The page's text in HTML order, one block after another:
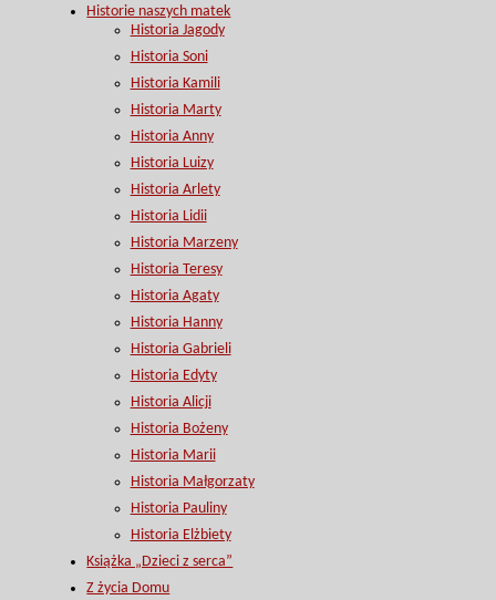
Historie naszych matek
Historia Jagody
Historia Soni
Historia Kamili
Historia Marty
Historia Anny
Historia Luizy
Historia Arlety
Historia Lidii
Historia Marzeny
Historia Teresy
Historia Agaty
Historia Hanny
Historia Gabrieli
Historia Edyty
Historia Alicji
Historia Bożeny
Historia Marii
Historia Małgorzaty
Historia Pauliny
Historia Elżbiety
Książka „Dzieci z serca”
Z życia Domu